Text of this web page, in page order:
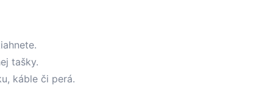
tašky.
káble či perá.